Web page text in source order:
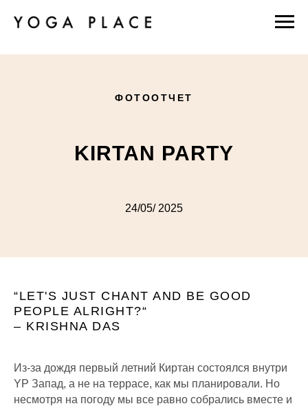
ФОТООТЧЕТ
KIRTAN PARTY
24/05/ 2025
“LET'S JUST CHANT AND BE GOOD
PEOPLE ALRIGHT?“
– KRISHNA DAS
Из-за дождя первый летний Киртан состоялся внутри
YP Запад, а не на террасе, как мы планировали. Но
несмотря на погоду мы все равно собрались вместе и